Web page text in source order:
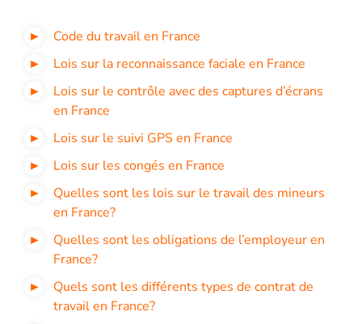
Code du travail en France
Lois sur la reconnaissance faciale en France
Lois sur le contrôle avec des captures d’écrans
en France
Lois sur le suivi GPS en France
Lois sur les congés en France
Quelles sont les lois sur le travail des mineurs
en France?
Quelles sont les obligations de l’employeur en
France?
Quels sont les différents types de contrat de
travail en France?